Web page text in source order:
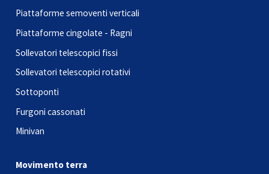
Piattaforme semoventi verticali
Piattaforme cingolate - Ragni
Sollevatori telescopici fissi
Sollevatori telescopici rotativi
Sottoponti
Furgoni cassonati
Minivan
Movimento terra